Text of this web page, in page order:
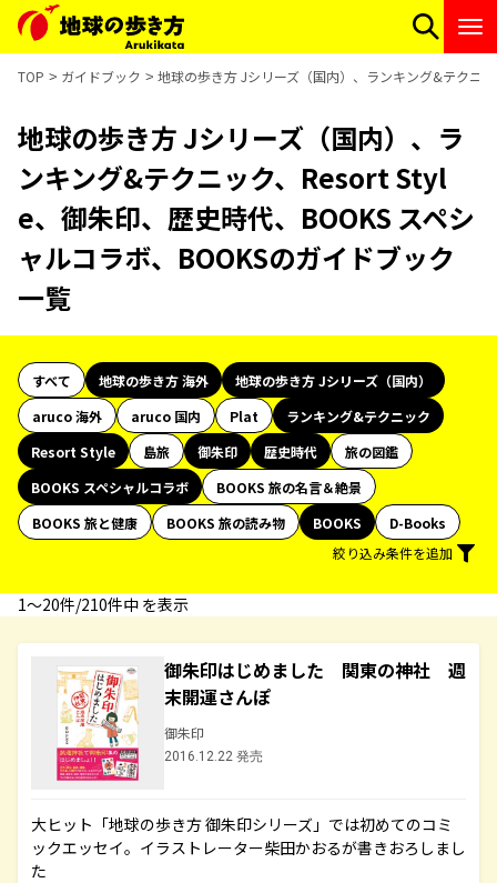
TOP ガイドブック 地球の歩き方 Jシリーズ（国内）、ランキング&テクニ
地球の歩き方 Jシリーズ（国内）、ラ
ンキング&テクニック、Resort Styl
e、御朱印、歴史時代、BOOKS スペシ
ャルコラボ、BOOKSのガイドブック
一覧
すべて 地球の歩き方 海外
地球の歩き方 Jシリーズ（国内）
aruco 海外
aruco 国内 Plat
ランキング&テクニック
Resort Style
島旅 御朱印 歴史時代
旅の図鑑
BOOKS スペシャルコラボ
BOOKS 旅の名言＆絶景
BOOKS 旅と健康
BOOKS 旅の読み物 BOOKS
D-Books
絞り込み条件を追加
1〜20件/210件中 を表示
御朱印はじめました 関東の神社 週
末開運さんぽ
御朱印
2016.12.22 発売
大ヒット「地球の歩き方 御朱印シリーズ」では初めてのコミ
ックエッセイ。イラストレーター柴田かおるが書きおろしまし
た